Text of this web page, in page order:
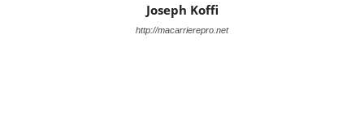
Joseph Koffi
http://macarrierepro.net